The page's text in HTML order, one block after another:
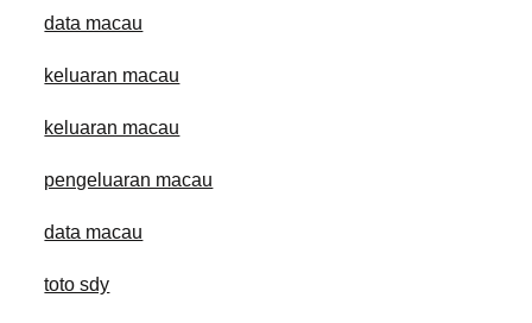
data macau
keluaran macau
keluaran macau
pengeluaran macau
data macau
toto sdy